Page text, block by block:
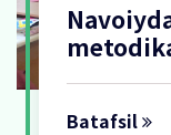
Batafsil